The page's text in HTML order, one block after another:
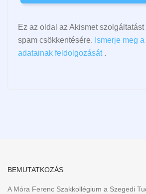
Ez az oldal az Akismet
spam csökkentésére. Ismerje meg
adatainak feldolgozását.
BEMUTATKOZÁS
A Móra Ferenc Szakkollégium a Szegedi